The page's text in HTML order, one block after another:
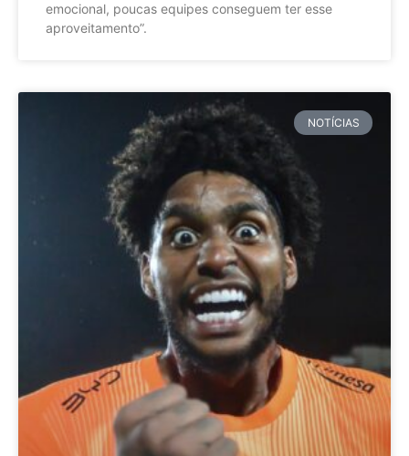
emocional, poucas equipes conseguem ter esse
aproveitamento”.
NOTÍCIAS